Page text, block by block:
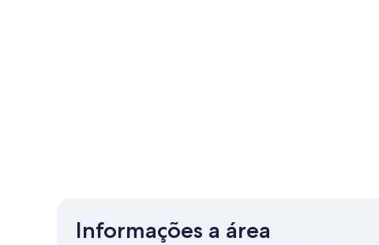
Informações a área